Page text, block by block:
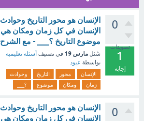
0
تصويتات
1
إجابة
الإنسان هو محور التاريخ وحوادث
الإنسان في كل زمان ومكان هي
موضوع التاريخ ؟___ - مع الشرح
سُئل مارس 19 في تصنيف أسئلة تعليمية
بواسطة عبود
الإنسان محور التاريخ
وحوادث
زمان
ومكان موضوع ؟___
0
الإنسان هو محور التاريخ وحوادث
الإنسان في كل زمان ومكان هي